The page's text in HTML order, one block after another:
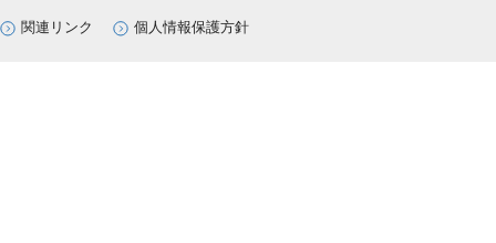
関連リンク 個人情報保護方針